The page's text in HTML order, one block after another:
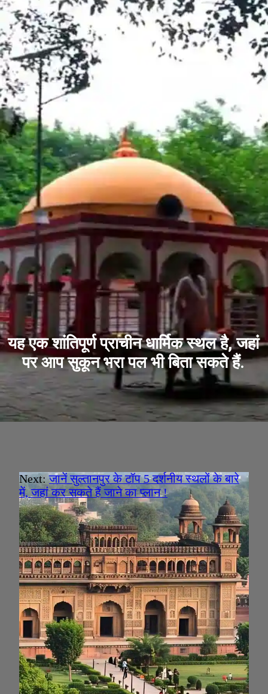
यह एक शांतिपूर्ण प्राचीन धार्मिक स्थल है, जहां
पर आप सुकून भरा पल भी बिता सकते हैं.
Next:जानें सुल्तानपुर के टॉप 5 दर्शनीय स्थलों के बारे
में, जहां कर सकते हैं जाने का प्लान !